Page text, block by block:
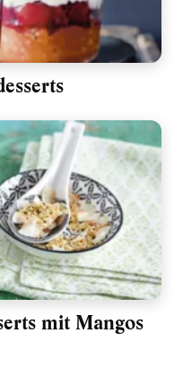
mit Mangos